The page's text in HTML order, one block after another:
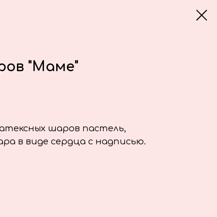
"Маме"
шаров пастель,
в виде сердца с надписью.